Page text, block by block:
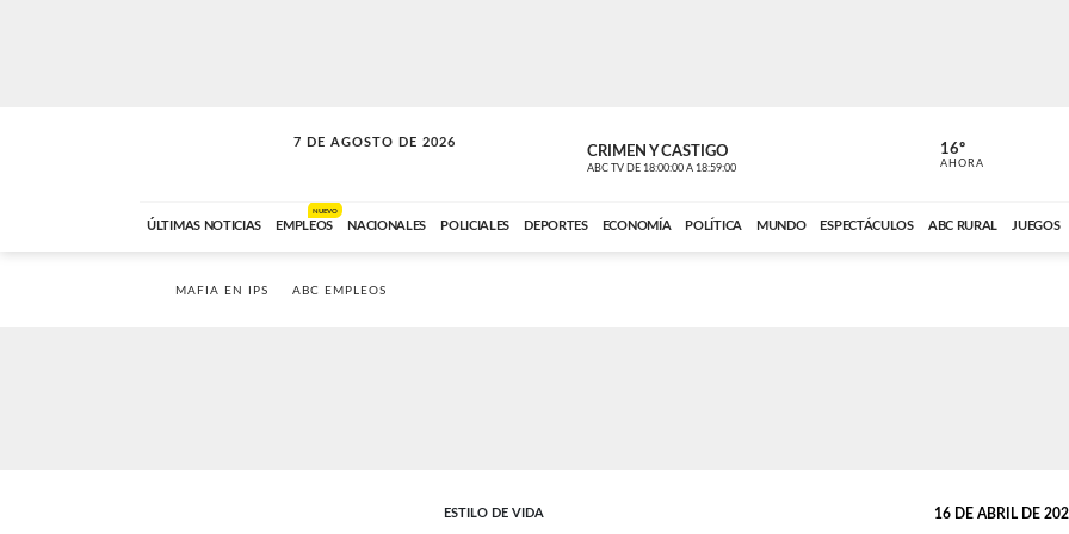
7 DE AGOSTO DE 2026
SOLO MÚSICA CRIMEN Y CASTIGO
ABC TV DE 18:00:00 A 18:59:00 ABC CARDINAL
16º
AHORA
ÚLTIMAS NOTICIAS EMPLEOS
NUEVO
NACIONALES POLICIALES DEPORTES ECONOMÍA POLÍTICA MUNDO ESPECTÁCULOS ABC RURAL JUEGOS
MAFIA EN IPS ABC EMPLEOS
ESTILO DE VIDA 16 DE ABRIL DE